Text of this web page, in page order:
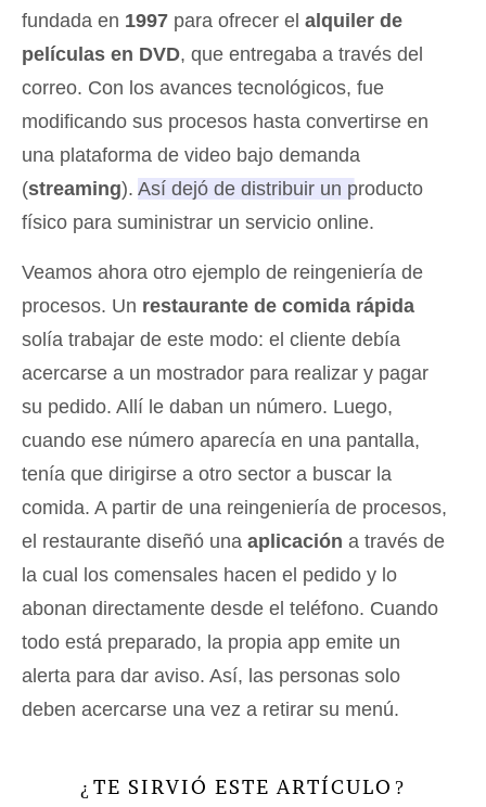
fundada en 1997 para ofrecer el alquiler de
películas en DVD, que entregaba a través del
correo. Con los avances tecnológicos, fue
modificando sus procesos hasta convertirse en
una plataforma de video bajo demanda
(streaming). Así dejó de distribuir un producto
físico para suministrar un servicio online.
Veamos ahora otro ejemplo de reingeniería de
procesos. Un restaurante de comida rápida
solía trabajar de este modo: el cliente debía
acercarse a un mostrador para realizar y pagar
su pedido. Allí le daban un número. Luego,
cuando ese número aparecía en una pantalla,
tenía que dirigirse a otro sector a buscar la
comida. A partir de una reingeniería de procesos,
el restaurante diseñó una aplicación a través de
la cual los comensales hacen el pedido y lo
abonan directamente desde el teléfono. Cuando
todo está preparado, la propia app emite un
alerta para dar aviso. Así, las personas solo
deben acercarse una vez a retirar su menú.
¿ TE SIRVIÓ ESTE ARTÍCULO ?